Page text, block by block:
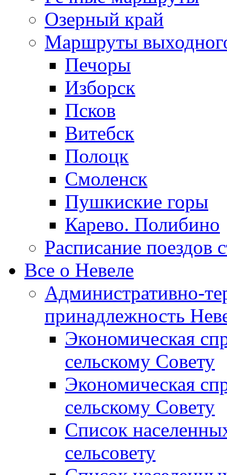
Озерный край
Маршруты
Печоры
Изборск
Псков
Витебск
Полоцк
Смоленск
Пушкиские горы
Карево. Полибино
Расписание поездов
Все о Невеле
Административно-
принадлежность
Экономическая
сельскому Совету
Экономическая
сельскому Совету
Список
сельсовету